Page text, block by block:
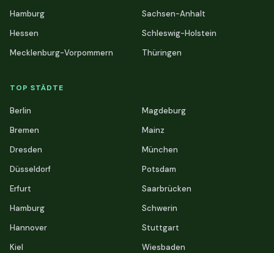
Hamburg
Hessen
Mecklenburg-Vorpommern
Sachsen-Anhalt
Schleswig-Holstein
Thüringen
TOP STÄDTE
Berlin
Bremen
Dresden
Düsseldorf
Erfurt
Hamburg
Hannover
Kiel
Magdeburg
Mainz
München
Potsdam
Saarbrücken
Schwerin
Stuttgart
Wiesbaden